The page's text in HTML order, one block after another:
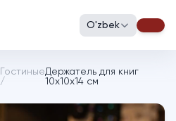
O'zbek
Гостиные
/
Держатель для книг
10х10х14 см